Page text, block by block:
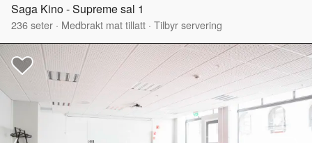
Saga Kino - Supreme sal 1
236seter · Medbrakt mat tillatt · Tilbyr servering